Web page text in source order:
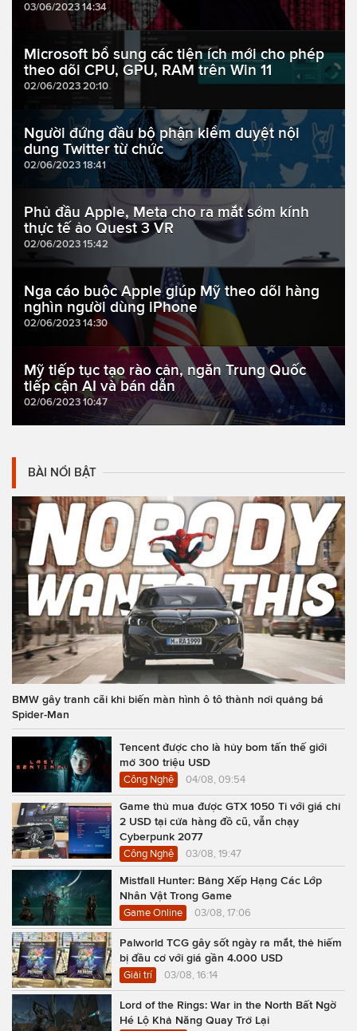
03/06/2023 14:34
Microsoft bổ sung các tiện ích mới cho phép
theo dõi CPU, GPU, RAM trên Win 11
02/06/2023 20:10
Người đứng đầu bộ phận kiểm duyệt nội
dung Twitter từ chức
02/06/2023 18:41
Phủ đầu Apple, Meta cho ra mắt sớm kính
thực tế ảo Quest 3 VR
02/06/2023 15:42
Nga cáo buộc Apple giúp Mỹ theo dõi hàng
nghìn người dùng iPhone
02/06/2023 14:30
Mỹ tiếp tục tạo rào cản, ngăn Trung Quốc
tiếp cận AI và bán dẫn
02/06/2023 10:47
BÀI NỔI BẬT
BMW gây tranh cãi khi biến màn hình ô tô thành nơi quảng bá
Spider-Man
Tencent được cho là hủy bom tấn thế giới
mở 300 triệu USD
Công Nghệ 04/08, 09:54
Game thủ mua được GTX 1050 Ti với giá chỉ
2 USD tại cửa hàng đồ cũ, vẫn chạy
Cyberpunk 2077
Công Nghệ 03/08, 19:47
Mistfall Hunter: Bảng Xếp Hạng Các Lớp
Nhân Vật Trong Game
Game Online 03/08, 17:06
Palworld TCG gây sốt ngày ra mắt, thẻ hiếm
bị đầu cơ với giá gần 4.000 USD
Giải trí 03/08, 16:14
Lord of the Rings: War in the North Bất Ngờ
Hé Lộ Khả Năng Quay Trở Lại